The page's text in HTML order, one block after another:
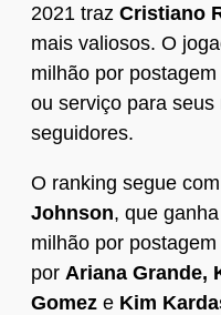
2021 traz Cristiano
mais valiosos. O
milhão por
ou serviço para
seguidores.
O ranking segue com
Johnson, que
milhão por
por Ariana Grande,
Gomez e Kim